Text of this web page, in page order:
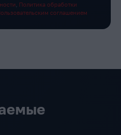
Политика обработки
соглашением